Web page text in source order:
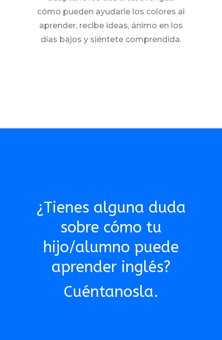
cómo pueden ayudarle los colores al
aprender, recibe ideas, ánimo en los
días bajos y siéntete comprendida.
¿Tienes alguna duda
sobre cómo tu
hijo/alumno puede
aprender inglés?
Cuéntanosla.